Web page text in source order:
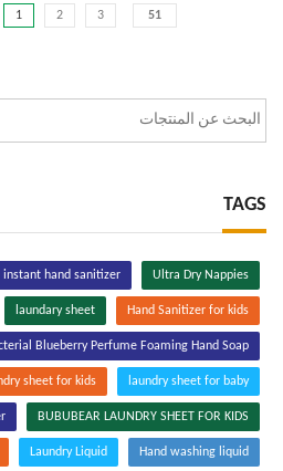
51
1 2 3
TAGS
Ultra Dry Nappies
instant hand sanitizer
Hand Sanitizer for kids
laundary sheet
Blueberry Perfume Foaming Hand Soap
laundry sheet for baby
sheet for kids
BUBUBEAR LAUNDRY SHEET FOR KIDS
Hand washing liquid
Laundry Liquid